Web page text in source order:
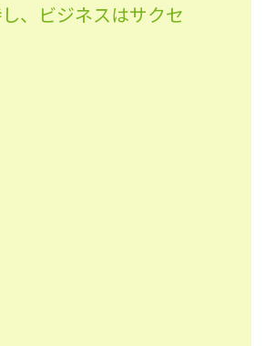
、ビジネスはサクセ